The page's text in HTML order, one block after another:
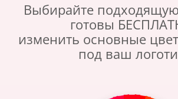
Выбирайте
готовы
изменить основные
под ваш